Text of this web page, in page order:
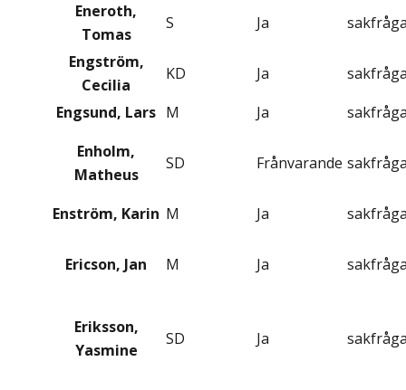
Eneroth,
Tomas
S Ja
Engström,
Cecilia
KD Ja
Engsund, Lars M Ja
Enholm,
Matheus
SD Frånvarande
Enström, Karin M Ja
Ericson, Jan M Ja
Eriksson,
Yasmine
SD Ja